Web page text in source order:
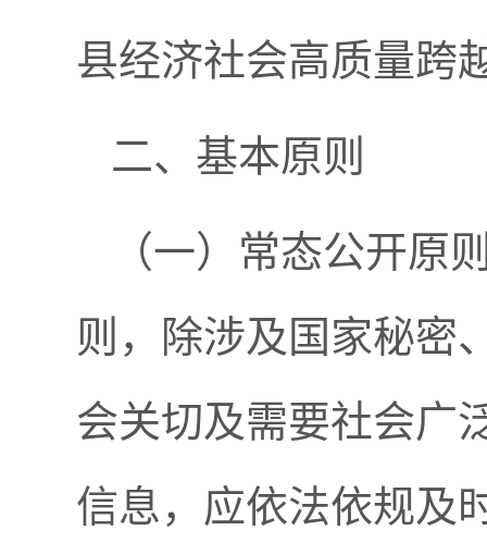
县经济社会高质量跨
二、基本原则
（一）常态公开原
则，除涉及国家秘密
会关切及需要社会广
信息，应依法依规及